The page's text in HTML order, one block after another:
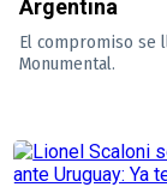
Argentina
El compromiso se
Monumental.